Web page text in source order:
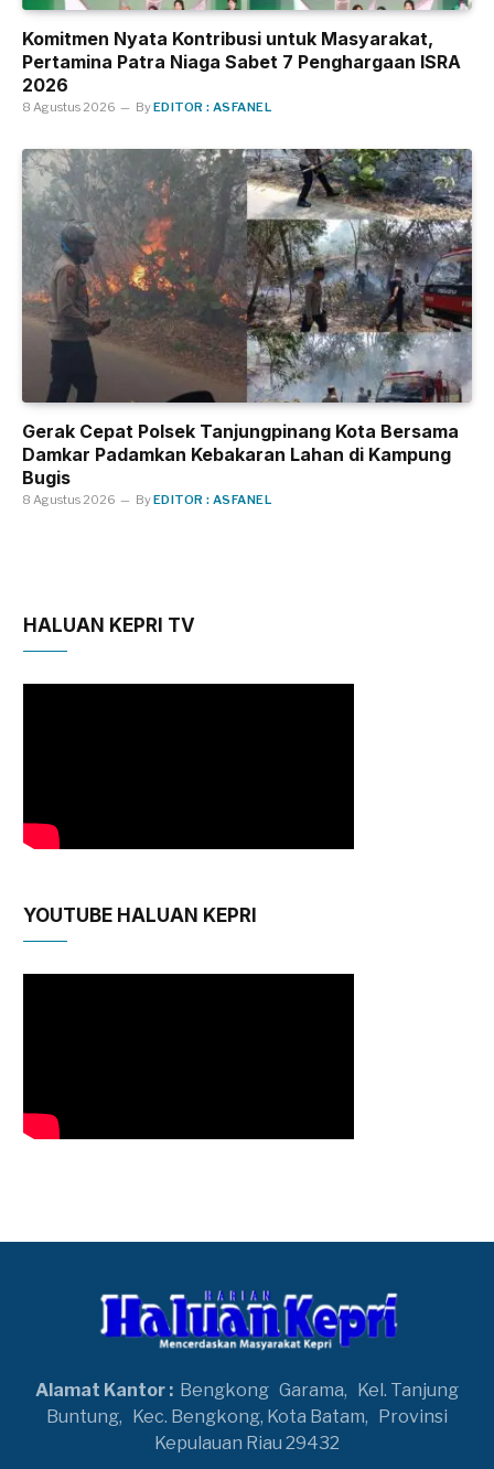
Komitmen Nyata Kontribusi untuk Masyarakat,
Pertamina Patra Niaga Sabet 7 Penghargaan ISRA
2026
8 Agustus 2026 ByEDITOR : ASFANEL
Gerak Cepat Polsek Tanjungpinang Kota Bersama
Damkar Padamkan Kebakaran Lahan di Kampung
Bugis
8 Agustus 2026 ByEDITOR : ASFANEL
HALUAN KEPRI TV
YOUTUBE HALUAN KEPRI
Alamat Kantor : Bengkong Garama,
Kel. Tanjung
Buntung,
Kec. Bengkong, Kota Batam,
Provinsi
Kepulauan Riau 29432